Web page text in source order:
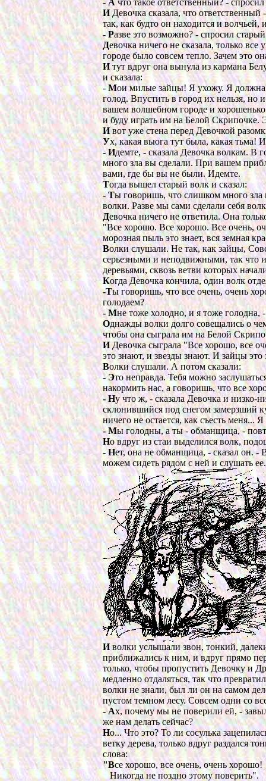
- А что такое ответственный? -
ИДевочка сказала, что ответственный
так, как будто он находится и
- Разве это возможно? - спросил старый
Девочка ничего не сказала, только
городе было совсем тепло. Зачем это
Итут вдруг она вынула из кармана
и сказала:
-Мои милые зайцы! Я ухожу. Я должна
голод. Впустить в город их нельзя, но
вашем волшебном городе и хорошенько
и буду играть им на Белой Скрипочке.
Ивот уже стена перед Девочкой
Ух, какая вьюга тут была, какая тьма!
- Идемте, - сказала Девочка волкам. В
много зла вы сделали. При вашем
вами, где бы вы не были. Идемте.
Тогда вышел старый волк и сказал:
- Ты говоришь, что слишком много
волки. Разве мы сами сделали себя
Девочка ничего не ответила. Она
"Все хорошо. Все хорошо. Все очень,
морозная пыль это знает, вся земная
Волки слушали. Не так, как зайцы,
серьезными и неподвижными, так что
деревьями, сквозь ветви которых
Когда Девочка кончила, один волк
-Ты говоришь, что все очень, очень
голодаем?
- Мне тоже холодно, и я тоже голодна,
Однажды волки долго совещались о
чтобы она сыграла им на Белой
ИДевочка сыграла "Все хорошо, все
это знают, и звезды знают. И зайцы
Волки слушали. А потом сказали:
- Это неправда. Тебя можно
накормить нас, а говоришь, что все
- Ну что ж, - сказала Девочка и низко-
склонившийся под снегом замерзший
ничего не остается, как съесть меня... Я
- Мы голодны, а ты - обманщица, -
Но вдруг из стаи выделился волк,
- Нет, она не обманщица, - сказал он. -
можем сидеть рядом с ней и слушать
Иволки услышали звон, тонкий,
приближались к ним, и вдруг прямо
только, чтобы пропустить Девочку и
медленно отдаляться, так что
волки не знали, был ли он на самом
пустом темном лесу. Совсем одни со
- Ах, почему мы не поверили ей, -
же нам делать сейчас?
Но... Что это? То ли сосулька
ветку дерева, только вдруг раздался
слова:
"Все хорошо, все очень, очень хорошо!
Никогда не поздно этому поверить".